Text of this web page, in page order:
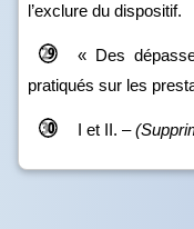
l’exclure du dispositif.
« Des
pratiqués sur les
I et II. –